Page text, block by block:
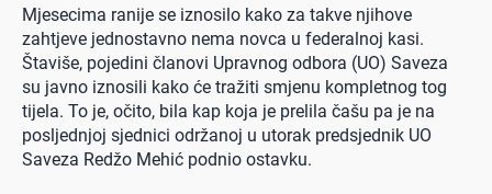
Mjesecima ranije se iznosilo kako za takve njihove
zahtjeve jednostavno nema novca u federalnoj kasi.
Štaviše, pojedini članovi Upravnog odbora (UO) Saveza
su javno iznosili kako će tražiti smjenu kompletnog tog
tijela. To je, očito, bila kap koja je prelila čašu pa je na
posljednjoj sjednici održanoj u utorak predsjednik UO
Saveza Redžo Mehić podnio ostavku.